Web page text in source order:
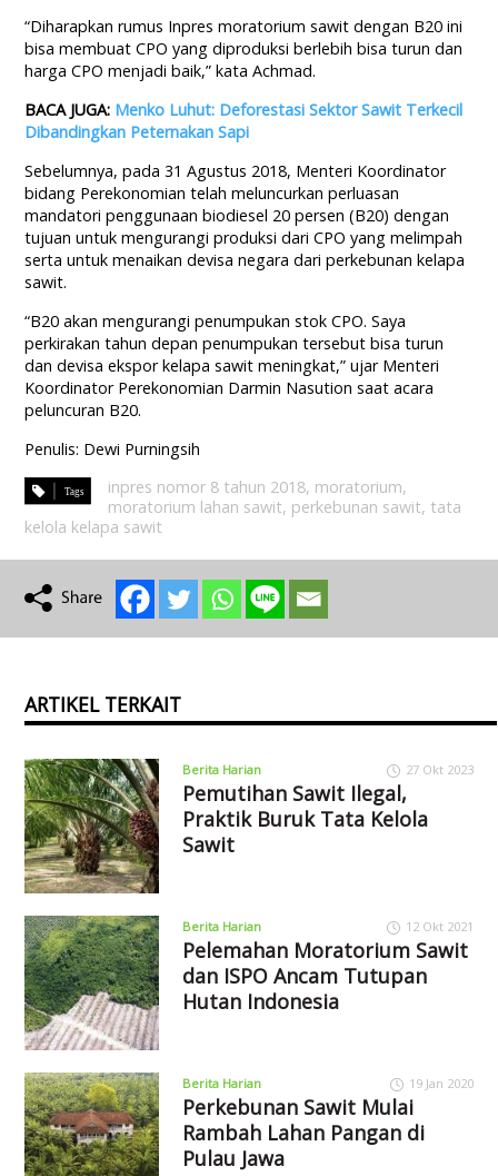
“Diharapkan rumus Inpres moratorium sawit dengan B20 ini
bisa membuat CPO yang diproduksi berlebih bisa turun dan
harga CPO menjadi baik,” kata Achmad.
BACA JUGA: Menko Luhut: Deforestasi Sektor Sawit Terkecil
Dibandingkan Peternakan Sapi
Sebelumnya, pada 31 Agustus 2018, Menteri Koordinator
bidang Perekonomian telah meluncurkan perluasan
mandatori penggunaan biodiesel 20 persen (B20) dengan
tujuan untuk mengurangi produksi dari CPO yang melimpah
serta untuk menaikan devisa negara dari perkebunan kelapa
sawit.
“B20 akan mengurangi penumpukan stok CPO. Saya
perkirakan tahun depan penumpukan tersebut bisa turun
dan devisa ekspor kelapa sawit meningkat,” ujar Menteri
Koordinator Perekonomian Darmin Nasution saat acara
peluncuran B20.
Penulis: Dewi Purningsih
inpres nomor 8 tahun 2018, moratorium,
moratorium lahan sawit, perkebunan sawit, tata
kelola kelapa sawit
ARTIKEL TERKAIT
Berita Harian 27 Okt 2023
Pemutihan Sawit Ilegal,
Praktik Buruk Tata Kelola
Sawit
Berita Harian 12 Okt 2021
Pelemahan Moratorium Sawit
dan ISPO Ancam Tutupan
Hutan Indonesia
Berita Harian 19 Jan 2020
Perkebunan Sawit Mulai
Rambah Lahan Pangan di
Pulau Jawa